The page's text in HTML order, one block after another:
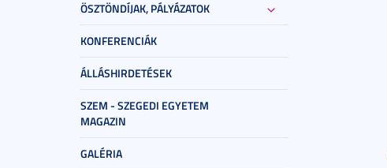
ÖSZTÖNDÍJAK, PÁLYÁZATOK
KONFERENCIÁK
ÁLLÁSHIRDETÉSEK
SZEM - SZEGEDI EGYETEM
MAGAZIN
GALÉRIA